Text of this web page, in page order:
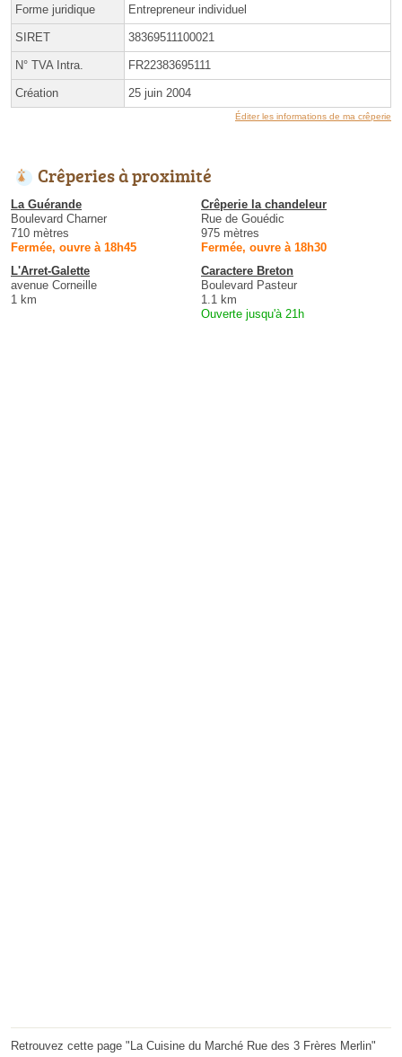
Forme juridique Entrepreneur individuel
SIRET 38369511100021
N° TVA Intra. FR22383695111
Création 25 juin 2004
Éditer les informations de ma crêperie
Crêperies à proximité
La Guérande
Boulevard Charner
710 mètres
Fermée, ouvre à 18h45
Crêperie la chandeleur
Rue de Gouédic
975 mètres
Fermée, ouvre à 18h30
L'Arret-Galette
avenue Corneille
1 km
Caractere Breton
Boulevard Pasteur
1.1 km
Ouverte jusqu'à 21h
Retrouvez cette page "La Cuisine du Marché Rue des 3 Frères Merlin"